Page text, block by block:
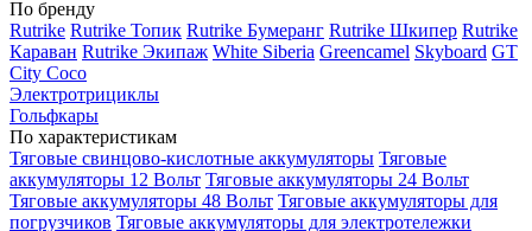
По бренду
Rutrike Rutrike Топик Rutrike Бумеранг Rutrike Шкипер Rutrike
Караван Rutrike Экипаж White Siberia Greencamel Skyboard GT
City Coco
Электротрициклы
Гольфкары
По характеристикам
Тяговые свинцово-кислотные аккумуляторы Тяговые
аккумуляторы 12 Вольт Тяговые аккумуляторы 24 Вольт
Тяговые аккумуляторы 48 Вольт Тяговые аккумуляторы для
погрузчиков Тяговые аккумуляторы для электротележки